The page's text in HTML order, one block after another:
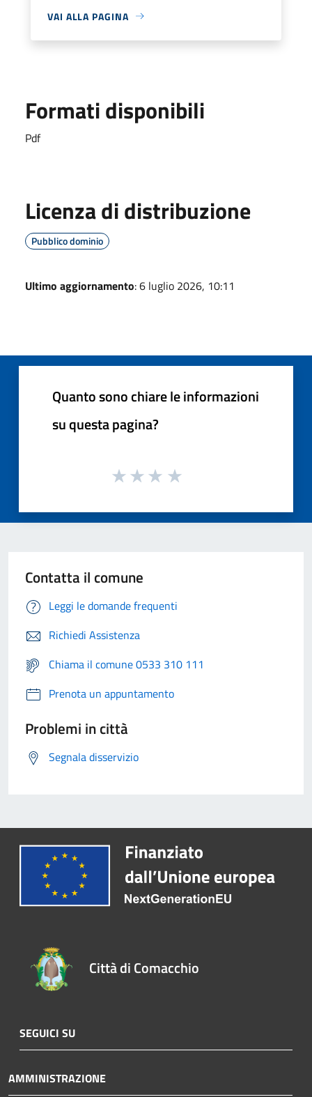
VAI ALLA PAGINA
Formati disponibili
Pdf
Licenza di distribuzione
Pubblico dominio
Ultimo aggiornamento: 6 luglio 2026, 10:11
Quanto sono chiare le informazioni
su questa pagina?
Contatta il comune
Leggi le domande frequenti
Richiedi Assistenza
Chiama il comune 0533 310 111
Prenota un appuntamento
Problemi in città
Segnala disservizio
Città di Comacchio
SEGUICI SU
AMMINISTRAZIONE